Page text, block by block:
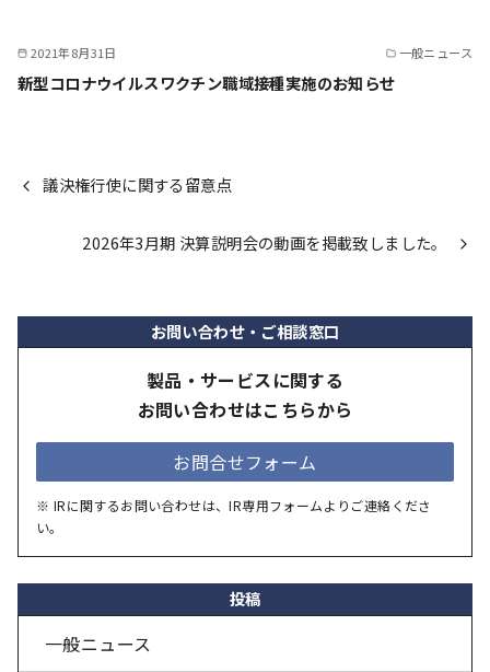
2021年8月31日 一般ニュース
新型コロナウイルスワクチン職域接種実施のお知らせ
議決権行使に関する留意点
2026年3月期 決算説明会の動画を掲載致しました。
お問い合わせ・ご相談窓口
製品・サービスに関する
お問い合わせはこちらから
お問合せフォーム
※ IRに関するお問い合わせは、IR専用フォームよりご連絡くださ
い。
投稿
一般ニュース